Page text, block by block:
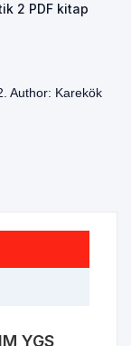
2 PDF kitap
Author: Karekök
YGS